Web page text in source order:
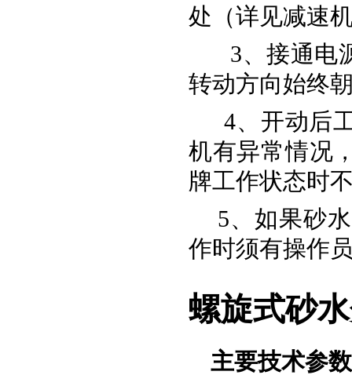
处（详见减速
3、接通电
转动方向始终
4、开动后
机有异常情况
牌工作状态时
5、如果砂
作时须有操作
螺旋式砂
主要技术参